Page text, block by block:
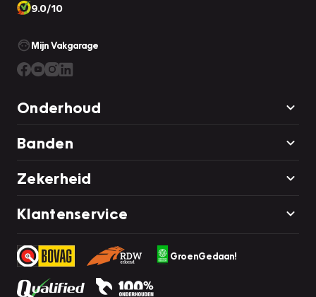
9.0/10
Mijn Vakgarage
Onderhoud
Banden
Zekerheid
Klantenservice
GroenGedaan!